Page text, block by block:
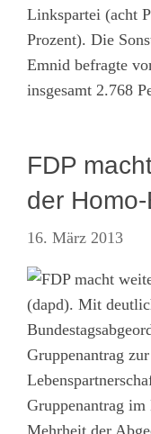
Linkspartei (acht
Prozent). Die
Emnid befragte
insgesamt 2.768
FDP
der
16. März 2013
(dapd). Mit
Gruppenantrag
Gruppenantrag im
Impressum ·